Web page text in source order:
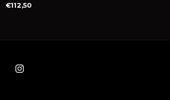
€112,50